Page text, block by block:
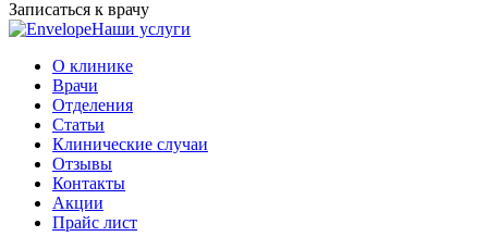
Записаться к врачу
Наши услуги
О клинике
Врачи
Отделения
Статьи
Клинические случаи
Отзывы
Контакты
Акции
Прайс лист